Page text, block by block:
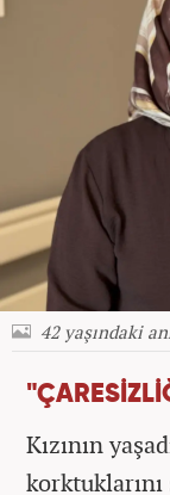
42 yaşındaki
Kızının